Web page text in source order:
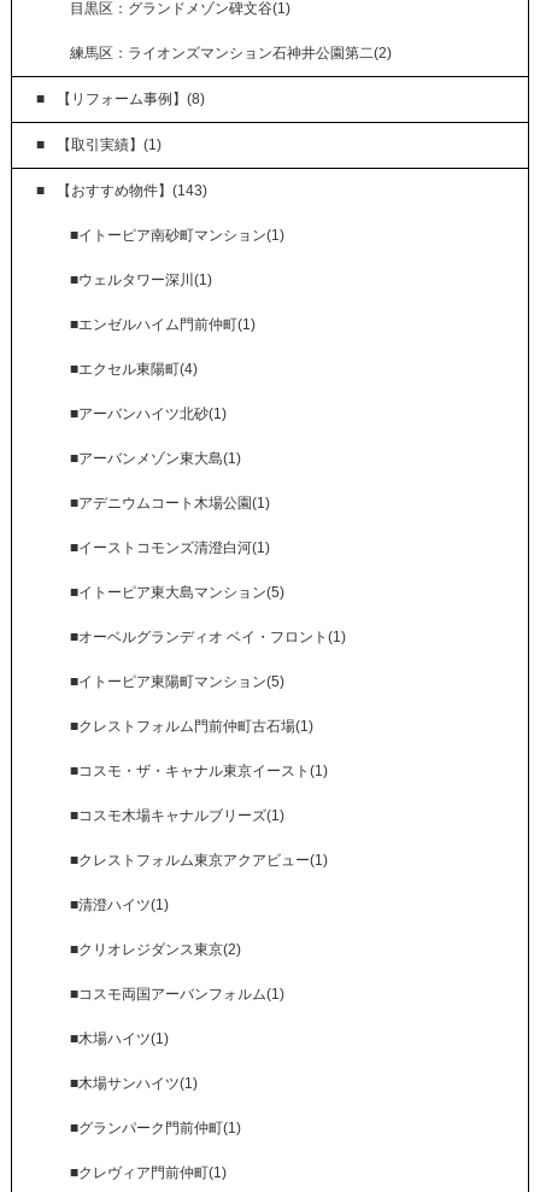
目黒区：グランドメゾン碑文谷(1)
練馬区：ライオンズマンション石神井公園第二(2)
【リフォーム事例】(8)
【取引実績】(1)
【おすすめ物件】(143)
■イトーピア南砂町マンション(1)
■ウェルタワー深川(1)
■エンゼルハイム門前仲町(1)
■エクセル東陽町(4)
■アーバンハイツ北砂(1)
■アーバンメゾン東大島(1)
■アデニウムコート木場公園(1)
■イーストコモンズ清澄白河(1)
■イトーピア東大島マンション(5)
■オーベルグランディオ ベイ・フロント(1)
■イトーピア東陽町マンション(5)
■クレストフォルム門前仲町古石場(1)
■コスモ・ザ・キャナル東京イースト(1)
■コスモ木場キャナルブリーズ(1)
■クレストフォルム東京アクアビュー(1)
■清澄ハイツ(1)
■クリオレジダンス東京(2)
■コスモ両国アーバンフォルム(1)
■木場ハイツ(1)
■木場サンハイツ(1)
■グランパーク門前仲町(1)
■クレヴィア門前仲町(1)